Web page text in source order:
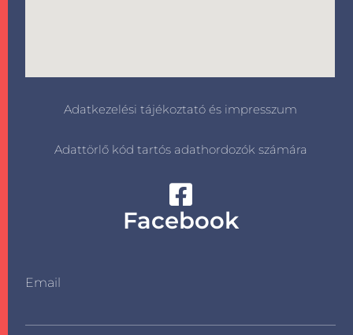
Adatkezelési tájékoztató és impresszum
Adattörlő kód tartós adathordozók számára
Facebook
Email